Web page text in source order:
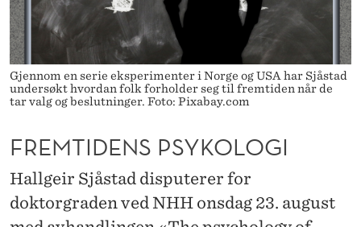
D
E
N
S
P
S
Y
E
N
Y
D
E
T
Gjennom en serie eksperimenter i Norge og USA har Sjåstad
undersøkt hvordan folk forholder seg til fremtiden når de
tar valg og beslutninger. Foto: Pixabay.com
FREMTIDENS PSYKOLOGI
Hallgeir Sjåstad disputerer for
doktorgraden ved NHH onsdag 23. august